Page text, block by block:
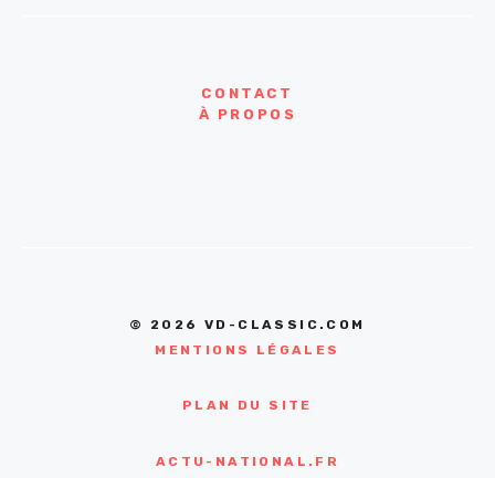
CONTACT
À PROPOS
© 2026 VD-CLASSIC.COM
MENTIONS LÉGALES
PLAN DU SITE
ACTU-NATIONAL.FR